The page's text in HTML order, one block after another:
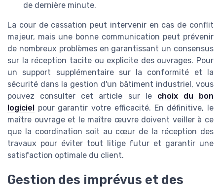
de dernière minute.
La cour de cassation peut intervenir en cas de conflit
majeur, mais une bonne communication peut prévenir
de nombreux problèmes en garantissant un consensus
sur la réception tacite ou explicite des ouvrages. Pour
un support supplémentaire sur la conformité et la
sécurité dans la gestion d'un bâtiment industriel, vous
pouvez consulter cet article sur le choix du bon
logiciel pour garantir votre efficacité. En définitive, le
maître ouvrage et le maître œuvre doivent veiller à ce
que la coordination soit au cœur de la réception des
travaux pour éviter tout litige futur et garantir une
satisfaction optimale du client.
Gestion des imprévus et des